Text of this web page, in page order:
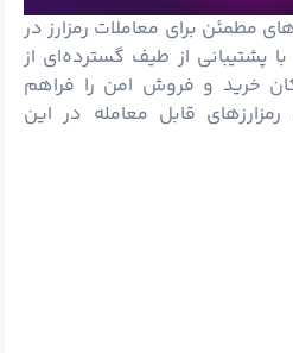
مطمئن برای معاملات رمزارز در
از طیف گسترده‌ای از
خرید و فروش امن را فراهم
قابل معامله در این